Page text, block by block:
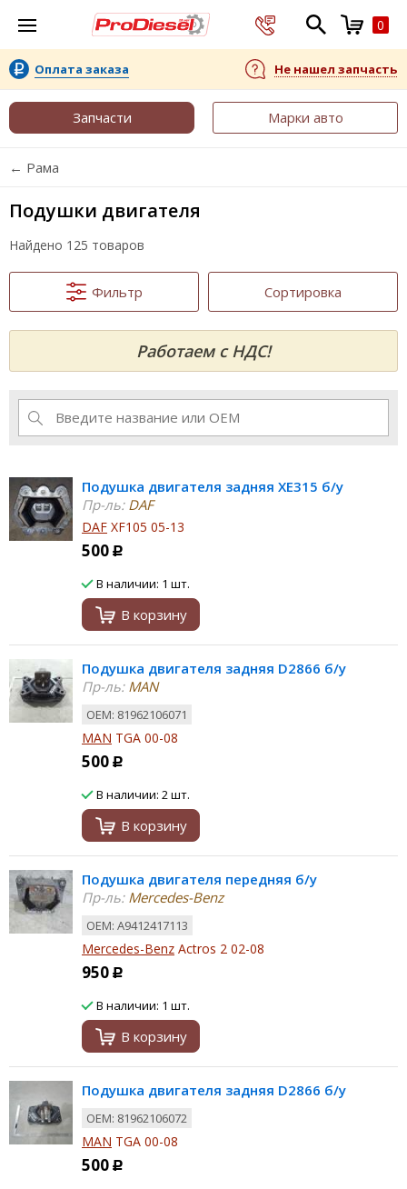
0
Оплата заказа Не нашел запчасть
Запчасти Марки авто
← Рама
Подушки двигателя
Найдено 125 товаров
Фильтр Сортировка
Работаем с НДС!
Подушка двигателя задняя XE315 б/у
Пр-ль:DAF
DAF XF105 05-13
500 Р
В наличии: 1 шт.
В корзину
Подушка двигателя задняя D2866 б/у
Пр-ль:MAN
ОЕМ: 81962106071
MAN TGA 00-08
500 Р
В наличии: 2 шт.
В корзину
Подушка двигателя передняя б/у
Пр-ль:Mercedes-Benz
ОЕМ: A9412417113
Mercedes-Benz Actros 2 02-08
950 Р
В наличии: 1 шт.
В корзину
Подушка двигателя задняя D2866 б/у
ОЕМ: 81962106072
MAN TGA 00-08
500 Р